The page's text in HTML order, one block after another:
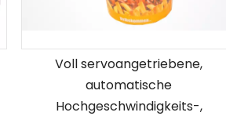
Voll servoangetriebene,
automatische
Hochgeschwindigkeits-,